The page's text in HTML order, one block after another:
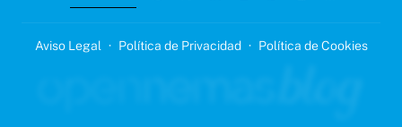
Aviso Legal · Política de Privacidad · Política de Cookies